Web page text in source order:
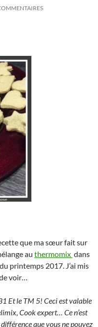
que ma sœur fait sur
au thermomix dans
printemps 2017. J’ai mis
voir…
Et le TM 5! Ceci est valable
Cook expert… Ce n’est
que vous ne pouvez